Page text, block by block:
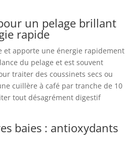
un pelage brillant
rapide
et apporte une énergie rapidement
du pelage et est souvent
traiter des coussinets secs ou
cuillère à café par tranche de 10
tout désagrément digestif
baies : antioxydants